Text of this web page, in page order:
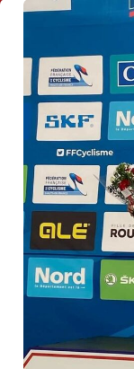
rentrée: